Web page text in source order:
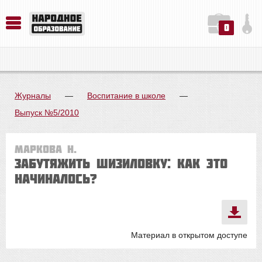
0
Журналы — Воспитание в школе
—
Выпуск №5/2010
Маркова Н.
Забутяжить шизиловку: как это
начиналось?
Материал в открытом доступе